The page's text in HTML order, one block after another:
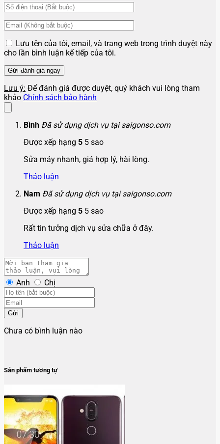
Lưu tên của tôi, email, và trang web trong trình duyệt này
cho lần bình luận kế tiếp của tôi.
Lưu ý: Để đánh giá được duyệt, quý khách vui lòng tham
khảo Chính sách bảo hành
Bình Đã sử dụng dịch vụ tại saigonso.com
Được xếp hạng 5 5 sao
Sửa máy nhanh, giá hợp lý, hài lòng.
Thảo luận
Nam Đã sử dụng dịch vụ tại saigonso.com
Được xếp hạng 5 5 sao
Rất tin tưởng dịch vụ sửa chữa ở đây.
Thảo luận
Anh Chị
Gửi
Chưa có bình luận nào
Sản phẩm tương tự